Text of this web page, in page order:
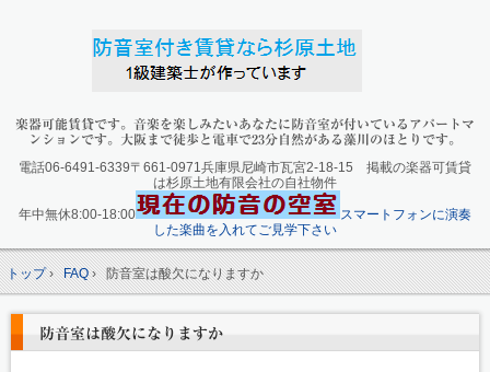
楽器可能賃貸です。音楽を楽しみたいあなたに防音室が付いているアパートマ
ンションです。大阪まで徒歩と電車で23分自然がある藻川のほとりです。
電話06-6491-6339〒661-0971兵庫県尼崎市瓦宮2-18-15 掲載の楽器可賃貸
は杉原土地有限会社の自社物件
年中無休8:00-18:00
スマートフォンに演奏
した楽曲を入れてご見学下さい
トップ› FAQ› 防音室は酸欠になりますか
防音室は酸欠になりますか